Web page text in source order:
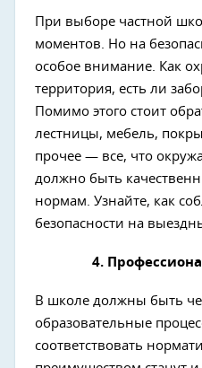
При выборе частной
моментов. Но на
особое внимание. Как
территория, есть ли
Помимо этого стоит
лестницы, мебель,
прочее — все, что
должно быть
нормам. Узнайте, как
безопасности на
4.
В школе должны быть
образовательные
соответствовать